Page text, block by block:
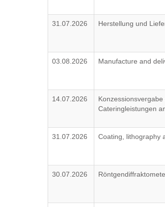
31.07.2026 Herstellung und
03.08.2026 Manufacture and
14.07.2026
Cateringleistungen
31.07.2026 Coating, lithography
30.07.2026